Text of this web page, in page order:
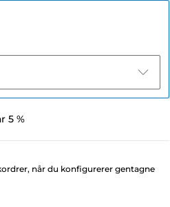
5 %
når du konfigurerer gentagne